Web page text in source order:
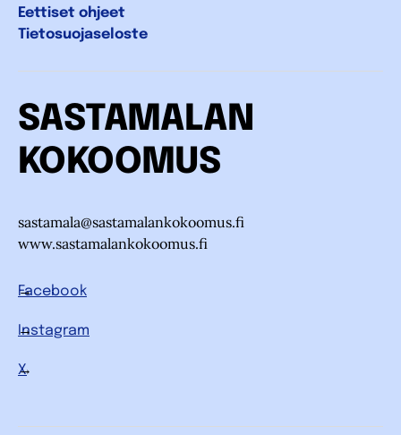
Eettiset ohjeet
Tietosuojaseloste
SASTAMALAN
KOKOOMUS
sastamala@sastamalankokoomus.fi
www.sastamalankokoomus.fi
Facebook
Instagram
X